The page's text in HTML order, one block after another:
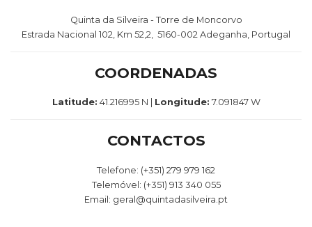
Quinta da Silveira - Torre de Moncorvo
Estrada Nacional 102, Km 52,2, 5160-002 Adeganha, Portugal
COORDENADAS
Latitude: 41.216995 N | Longitude: 7.091847 W
CONTACTOS
Telefone: (+351) 279 979 162
Telemóvel: (+351) 913 340 055
Email: geral@quintadasilveira.pt